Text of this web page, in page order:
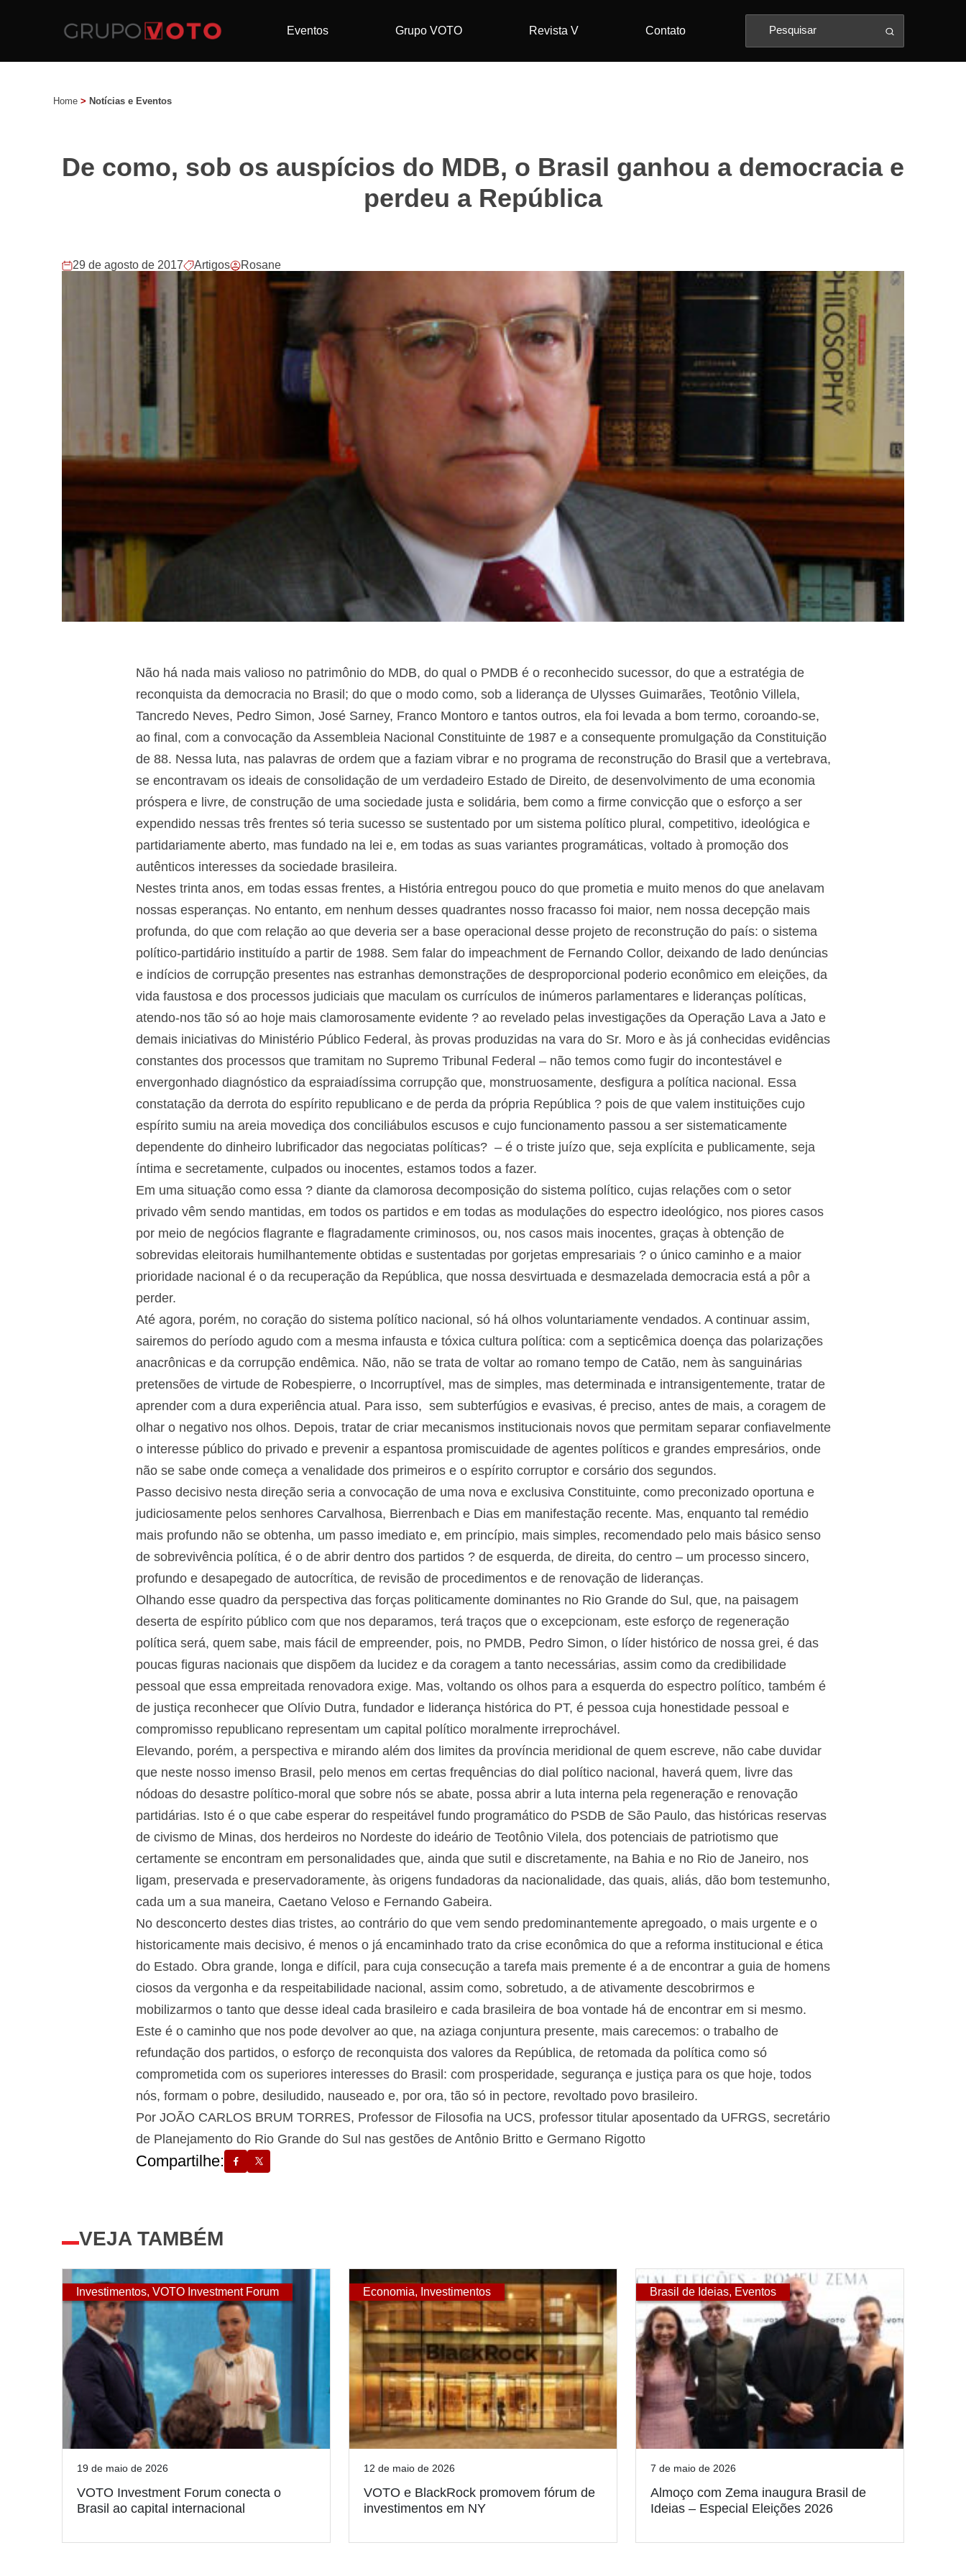
Eventos Grupo VOTO Revista V Contato
Home > Notícias e Eventos
De como, sob os auspícios do MDB, o Brasil ganhou a democracia e
perdeu a República
29 de agosto de 2017 Artigos Rosane
Não há nada mais valioso no patrimônio do MDB, do qual o PMDB é o reconhecido sucessor, do que a estratégia de
reconquista da democracia no Brasil; do que o modo como, sob a liderança de Ulysses Guimarães, Teotônio Villela,
Tancredo Neves, Pedro Simon, José Sarney, Franco Montoro e tantos outros, ela foi levada a bom termo, coroando-se,
ao final, com a convocação da Assembleia Nacional Constituinte de 1987 e a consequente promulgação da Constituição
de 88. Nessa luta, nas palavras de ordem que a faziam vibrar e no programa de reconstrução do Brasil que a vertebrava,
se encontravam os ideais de consolidação de um verdadeiro Estado de Direito, de desenvolvimento de uma economia
próspera e livre, de construção de uma sociedade justa e solidária, bem como a firme convicção que o esforço a ser
expendido nessas três frentes só teria sucesso se sustentado por um sistema político plural, competitivo, ideológica e
partidariamente aberto, mas fundado na lei e, em todas as suas variantes programáticas, voltado à promoção dos
autênticos interesses da sociedade brasileira.
Nestes trinta anos, em todas essas frentes, a História entregou pouco do que prometia e muito menos do que anelavam
nossas esperanças. No entanto, em nenhum desses quadrantes nosso fracasso foi maior, nem nossa decepção mais
profunda, do que com relação ao que deveria ser a base operacional desse projeto de reconstrução do país: o sistema
político-partidário instituído a partir de 1988. Sem falar do impeachment de Fernando Collor, deixando de lado denúncias
e indícios de corrupção presentes nas estranhas demonstrações de desproporcional poderio econômico em eleições, da
vida faustosa e dos processos judiciais que maculam os currículos de inúmeros parlamentares e lideranças políticas,
atendo-nos tão só ao hoje mais clamorosamente evidente ? ao revelado pelas investigações da Operação Lava a Jato e
demais iniciativas do Ministério Público Federal, às provas produzidas na vara do Sr. Moro e às já conhecidas evidências
constantes dos processos que tramitam no Supremo Tribunal Federal – não temos como fugir do incontestável e
envergonhado diagnóstico da espraiadíssima corrupção que, monstruosamente, desfigura a política nacional. Essa
constatação da derrota do espírito republicano e de perda da própria República ? pois de que valem instituições cujo
espírito sumiu na areia movediça dos conciliábulos escusos e cujo funcionamento passou a ser sistematicamente
dependente do dinheiro lubrificador das negociatas políticas? – é o triste juízo que, seja explícita e publicamente, seja
íntima e secretamente, culpados ou inocentes, estamos todos a fazer.
Em uma situação como essa ? diante da clamorosa decomposição do sistema político, cujas relações com o setor
privado vêm sendo mantidas, em todos os partidos e em todas as modulações do espectro ideológico, nos piores casos
por meio de negócios flagrante e flagradamente criminosos, ou, nos casos mais inocentes, graças à obtenção de
sobrevidas eleitorais humilhantemente obtidas e sustentadas por gorjetas empresariais ? o único caminho e a maior
prioridade nacional é o da recuperação da República, que nossa desvirtuada e desmazelada democracia está a pôr a
perder.
Até agora, porém, no coração do sistema político nacional, só há olhos voluntariamente vendados. A continuar assim,
sairemos do período agudo com a mesma infausta e tóxica cultura política: com a septicêmica doença das polarizações
anacrônicas e da corrupção endêmica. Não, não se trata de voltar ao romano tempo de Catão, nem às sanguinárias
pretensões de virtude de Robespierre, o Incorruptível, mas de simples, mas determinada e intransigentemente, tratar de
aprender com a dura experiência atual. Para isso, sem subterfúgios e evasivas, é preciso, antes de mais, a coragem de
olhar o negativo nos olhos. Depois, tratar de criar mecanismos institucionais novos que permitam separar confiavelmente
o interesse público do privado e prevenir a espantosa promiscuidade de agentes políticos e grandes empresários, onde
não se sabe onde começa a venalidade dos primeiros e o espírito corruptor e corsário dos segundos.
Passo decisivo nesta direção seria a convocação de uma nova e exclusiva Constituinte, como preconizado oportuna e
judiciosamente pelos senhores Carvalhosa, Bierrenbach e Dias em manifestação recente. Mas, enquanto tal remédio
mais profundo não se obtenha, um passo imediato e, em princípio, mais simples, recomendado pelo mais básico senso
de sobrevivência política, é o de abrir dentro dos partidos ? de esquerda, de direita, do centro – um processo sincero,
profundo e desapegado de autocrítica, de revisão de procedimentos e de renovação de lideranças.
Olhando esse quadro da perspectiva das forças politicamente dominantes no Rio Grande do Sul, que, na paisagem
deserta de espírito público com que nos deparamos, terá traços que o excepcionam, este esforço de regeneração
política será, quem sabe, mais fácil de empreender, pois, no PMDB, Pedro Simon, o líder histórico de nossa grei, é das
poucas figuras nacionais que dispõem da lucidez e da coragem a tanto necessárias, assim como da credibilidade
pessoal que essa empreitada renovadora exige. Mas, voltando os olhos para a esquerda do espectro político, também é
de justiça reconhecer que Olívio Dutra, fundador e liderança histórica do PT, é pessoa cuja honestidade pessoal e
compromisso republicano representam um capital político moralmente irreprochável.
Elevando, porém, a perspectiva e mirando além dos limites da província meridional de quem escreve, não cabe duvidar
que neste nosso imenso Brasil, pelo menos em certas frequências do dial político nacional, haverá quem, livre das
nódoas do desastre político-moral que sobre nós se abate, possa abrir a luta interna pela regeneração e renovação
partidárias. Isto é o que cabe esperar do respeitável fundo programático do PSDB de São Paulo, das históricas reservas
de civismo de Minas, dos herdeiros no Nordeste do ideário de Teotônio Vilela, dos potenciais de patriotismo que
certamente se encontram em personalidades que, ainda que sutil e discretamente, na Bahia e no Rio de Janeiro, nos
ligam, preservada e preservadoramente, às origens fundadoras da nacionalidade, das quais, aliás, dão bom testemunho,
cada um a sua maneira, Caetano Veloso e Fernando Gabeira.
No desconcerto destes dias tristes, ao contrário do que vem sendo predominantemente apregoado, o mais urgente e o
historicamente mais decisivo, é menos o já encaminhado trato da crise econômica do que a reforma institucional e ética
do Estado. Obra grande, longa e difícil, para cuja consecução a tarefa mais premente é a de encontrar a guia de homens
ciosos da vergonha e da respeitabilidade nacional, assim como, sobretudo, a de ativamente descobrirmos e
mobilizarmos o tanto que desse ideal cada brasileiro e cada brasileira de boa vontade há de encontrar em si mesmo.
Este é o caminho que nos pode devolver ao que, na aziaga conjuntura presente, mais carecemos: o trabalho de
refundação dos partidos, o esforço de reconquista dos valores da República, de retomada da política como só
comprometida com os superiores interesses do Brasil: com prosperidade, segurança e justiça para os que hoje, todos
nós, formam o pobre, desiludido, nauseado e, por ora, tão só in pectore, revoltado povo brasileiro.
Por JOÃO CARLOS BRUM TORRES, Professor de Filosofia na UCS, professor titular aposentado da UFRGS, secretário
de Planejamento do Rio Grande do Sul nas gestões de Antônio Britto e Germano Rigotto
Compartilhe:
VEJA TAMBÉM
Investimentos, VOTO Investment Forum
19 de maio de 2026
VOTO Investment Forum conecta o
Brasil ao capital internacional
Economia, Investimentos
12 de maio de 2026
VOTO e BlackRock promovem fórum de
investimentos em NY
Brasil de Ideias, Eventos
7 de maio de 2026
Almoço com Zema inaugura Brasil de
Ideias – Especial Eleições 2026